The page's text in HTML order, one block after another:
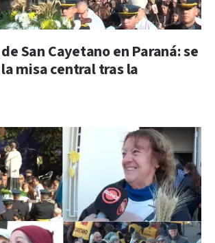
San Cayetano en Paraná: se
misa central tras la